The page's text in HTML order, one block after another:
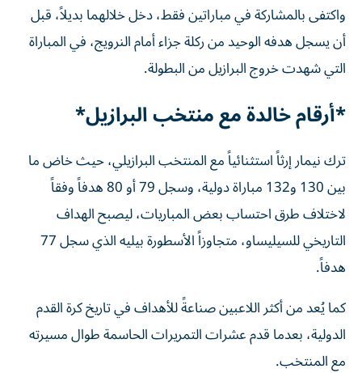
واكتفى بالمشاركة في مباراتين فقط، دخل خلالهما بديلاً، قبل
أن يسجل هدفه الوحيد من ركلة جزاء أمام النرويج، في المباراة
التي شهدت خروج البرازيل من البطولة.
*أرقام خالدة مع منتخب البرازيل*
ترك نيمار إرثاً استثنائياً مع المنتخب البرازيلي، حيث خاض ما
بين 130 و132 مباراة دولية، وسجل 79 أو 80 هدفاً وفقاً
لاختلاف طرق احتساب بعض المباريات، ليصبح الهداف
التاريخي للسيليساو، متجاوزاً الأسطورة بيليه الذي سجل 77
هدفاً.
كما يُعد من أكثر اللاعبين صناعةً للأهداف في تاريخ كرة القدم
الدولية، بعدما قدم عشرات التمريرات الحاسمة طوال مسيرته
مع المنتخب.